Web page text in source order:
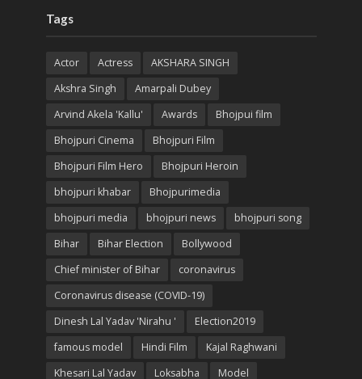
Tags
Actor Actress
AKSHARA SINGH
Akshra Singh
Amarpali Dubey
Arvind Akela 'Kallu'
Awards
Bhojpui film
Bhojpuri Cinema
Bhojpuri Film
Bhojpuri Film Hero
Bhojpuri Heroin
bhojpuri khabar
Bhojpurimedia
bhojpuri media
bhojpuri news
bhojpuri song
Bihar
Bihar Election
Bollywood
Chief minister of Bihar
coronavirus
Coronavirus disease (COVID-19)
Dinesh Lal Yadav 'Nirahu '
Election2019
famous model
Hindi Film
Kajal Raghwani
Khesari Lal Yadav
Loksabha Model